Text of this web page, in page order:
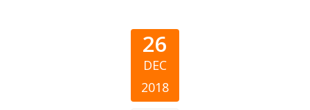
26
DEC
2018